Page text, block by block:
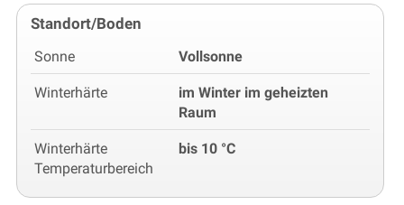
Standort/Boden
Sonne Vollsonne
Winterhärte
im Winter im geheizten
Raum
Winterhärte
Temperaturbereich
bis 10 °C